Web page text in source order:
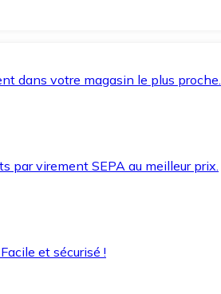
dans votre magasin le plus proche.
par virement SEPA au meilleur prix.
et sécurisé !